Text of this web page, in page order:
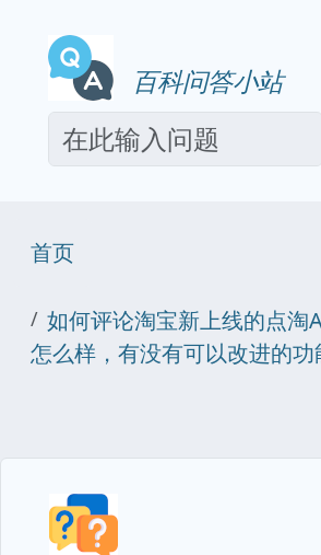
百科问答小站
首页
如何评论淘宝新上线的点淘
怎么样，有没有可以改进的功